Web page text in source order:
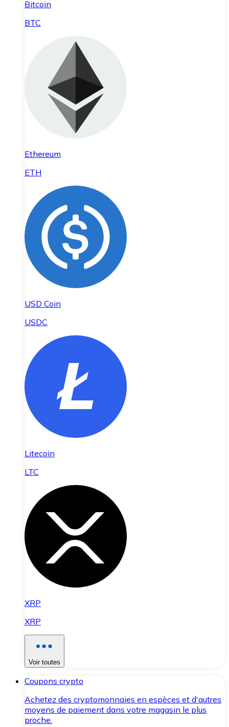
Bitcoin
BTC
Ethereum
ETH
USD Coin
USDC
Litecoin
LTC
XRP
XRP
Voir toutes
Coupons crypto
Achetez des cryptomonnaies en espèces et d'autres
moyens de paiement dans votre magasin le plus
proche.